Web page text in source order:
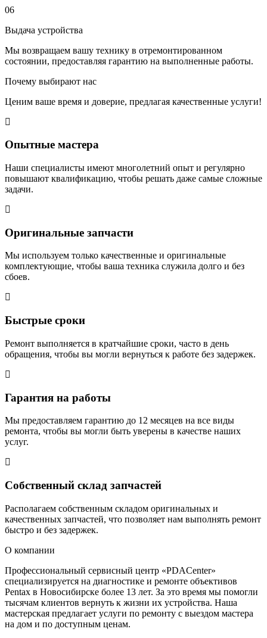
06
Выдача устройства
Мы возвращаем вашу технику в отремонтированном
состоянии, предоставляя гарантию на выполненные работы.
Почему выбирают нас
Ценим ваше время и доверие, предлагая качественные услуги!
Опытные мастера
Наши специалисты имеют многолетний опыт и регулярно
повышают квалификацию, чтобы решать даже самые сложные
задачи.
Оригинальные запчасти
Мы используем только качественные и оригинальные
комплектующие, чтобы ваша техника служила долго и без
сбоев.
Быстрые сроки
Ремонт выполняется в кратчайшие сроки, часто в день
обращения, чтобы вы могли вернуться к работе без задержек.
Гарантия на работы
Мы предоставляем гарантию до 12 месяцев на все виды
ремонта, чтобы вы могли быть уверены в качестве наших
услуг.
Собственный склад запчастей
Располагаем собственным складом оригинальных и
качественных запчастей, что позволяет нам выполнять ремонт
быстро и без задержек.
О компании
Профессиональный сервисный центр «PDACenter»
специализируется на диагностике и ремонте объективов
Pentax в Новосибирске более 13 лет. За это время мы помогли
тысячам клиентов вернуть к жизни их устройства. Наша
мастерская предлагает услуги по ремонту с выездом мастера
на дом и по доступным ценам.